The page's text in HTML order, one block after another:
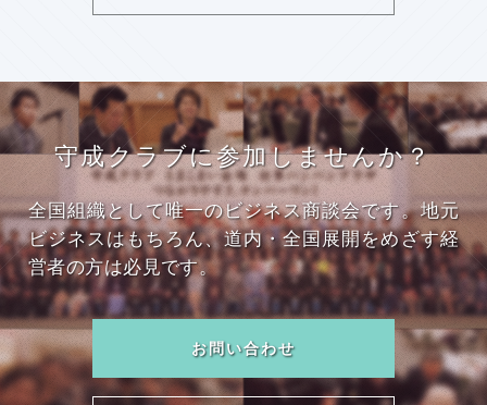
守成クラブに参加しませんか？
全国組織として唯一のビジネス商談会です。地元
ビジネスはもちろん、道内・全国展開をめざす経
営者の方は必見です。
お問い合わせ